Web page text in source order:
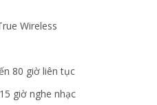
Wireless
80 giờ liên tục
giờ nghe nhạc